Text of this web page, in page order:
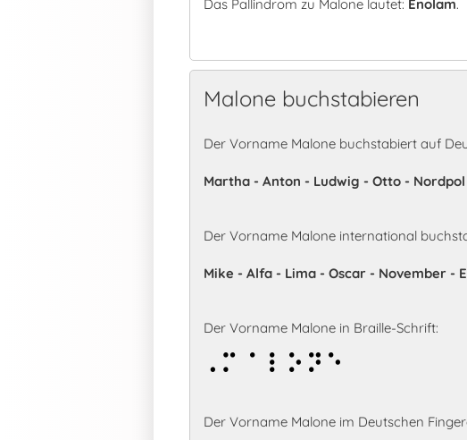
Das Pallindrom zu Malone lautet: Enolam.
Malone buchstabieren
Der Vorname Malone buchstabiert auf
Martha - Anton - Ludwig - Otto - Nordpol
Der Vorname Malone international
Mike - Alfa - Lima - Oscar - November -
Der Vorname Malone in Braille-Schrift:
Malone
Der Vorname Malone im Deutschen